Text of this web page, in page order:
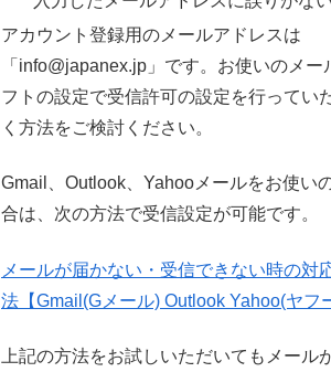
アカウント登録用のメールアドレスは
「info@japanex.jp」です。お使いのメー
フトの設定で受信許可の設定を行ってい
く方法をご検討ください。
Gmail、Outlook、Yahooメールをお使い
合は、次の方法で受信設定が可能です。
メールが届かない・受信できない時の対
法【Gmail(Gメール) Outlook Yahoo(ヤフ
上記の方法をお試しいただいてもメール